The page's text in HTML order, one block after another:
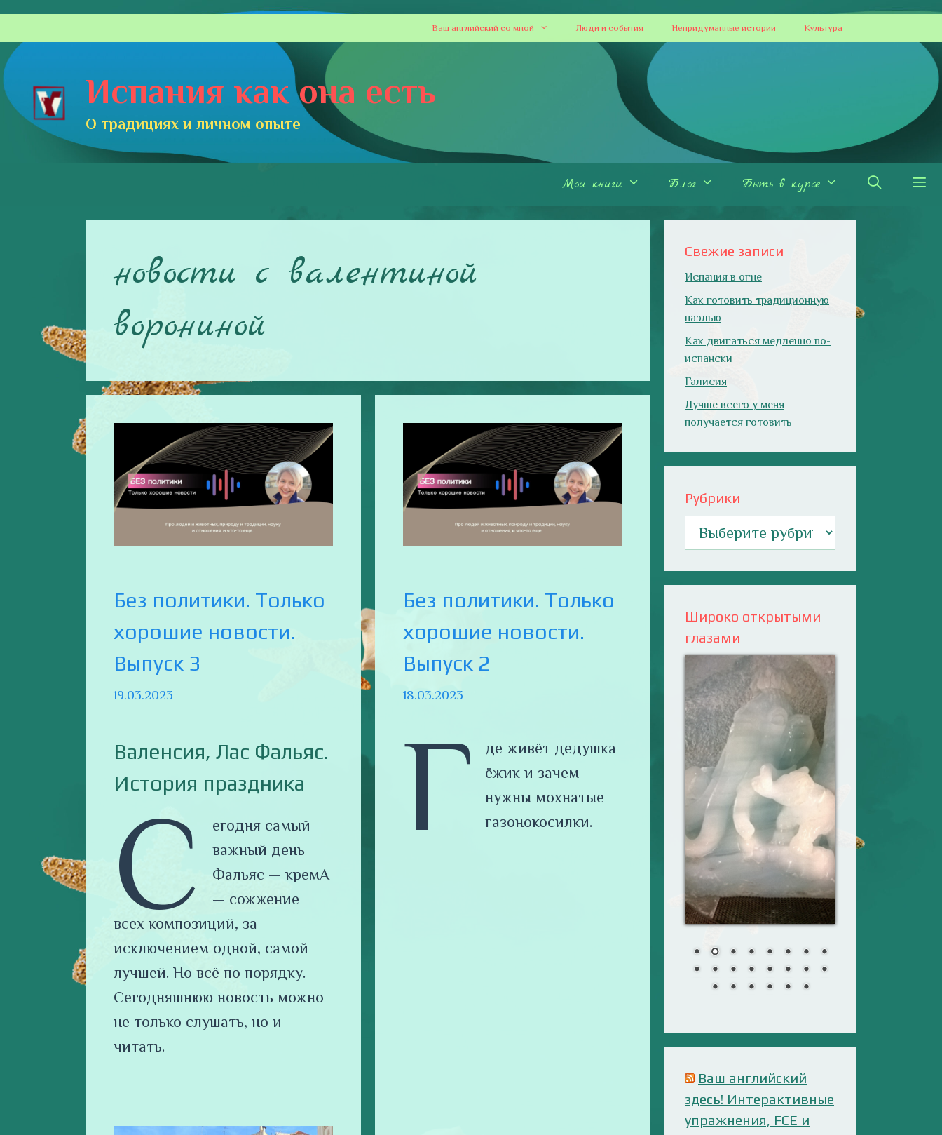
Перейти
содержимому
Ваш английский со мной Люди и события Непридуманные истории Культура
Испания как она есть
О традициях и личном опыте
Мои книги Блог Быть в курсе
новости с валентиной
ворониной
Без политики. Только
хорошие новости.
Выпуск 3
19.03.2023
Валенсия, Лас Фальяс.
История праздника
С
егодня самый
важный день
Фальяс — кремА
— сожжение
всех композиций, за
исключением одной, самой
лучшей. Но всё по порядку.
Сегодняшнюю новость можно
не только слушать, но и
читать.
Без политики. Только
хорошие новости.
Выпуск 2
18.03.2023
Г
де живёт дедушка
ёжик и зачем
нужны мохнатые
газонокосилки.
Свежие записи
Испания в огне
Как готовить традиционную
паэлью
Как двигаться медленно по-
испански
Галисия
Лучше всего у меня
получается готовить
Рубрики
Широко открытыми
глазами
Ваш английский
здесь! Интерактивные
многое другое.
Урок 8. Давай знакомиться!
Назови их!
Travelling: Destination —